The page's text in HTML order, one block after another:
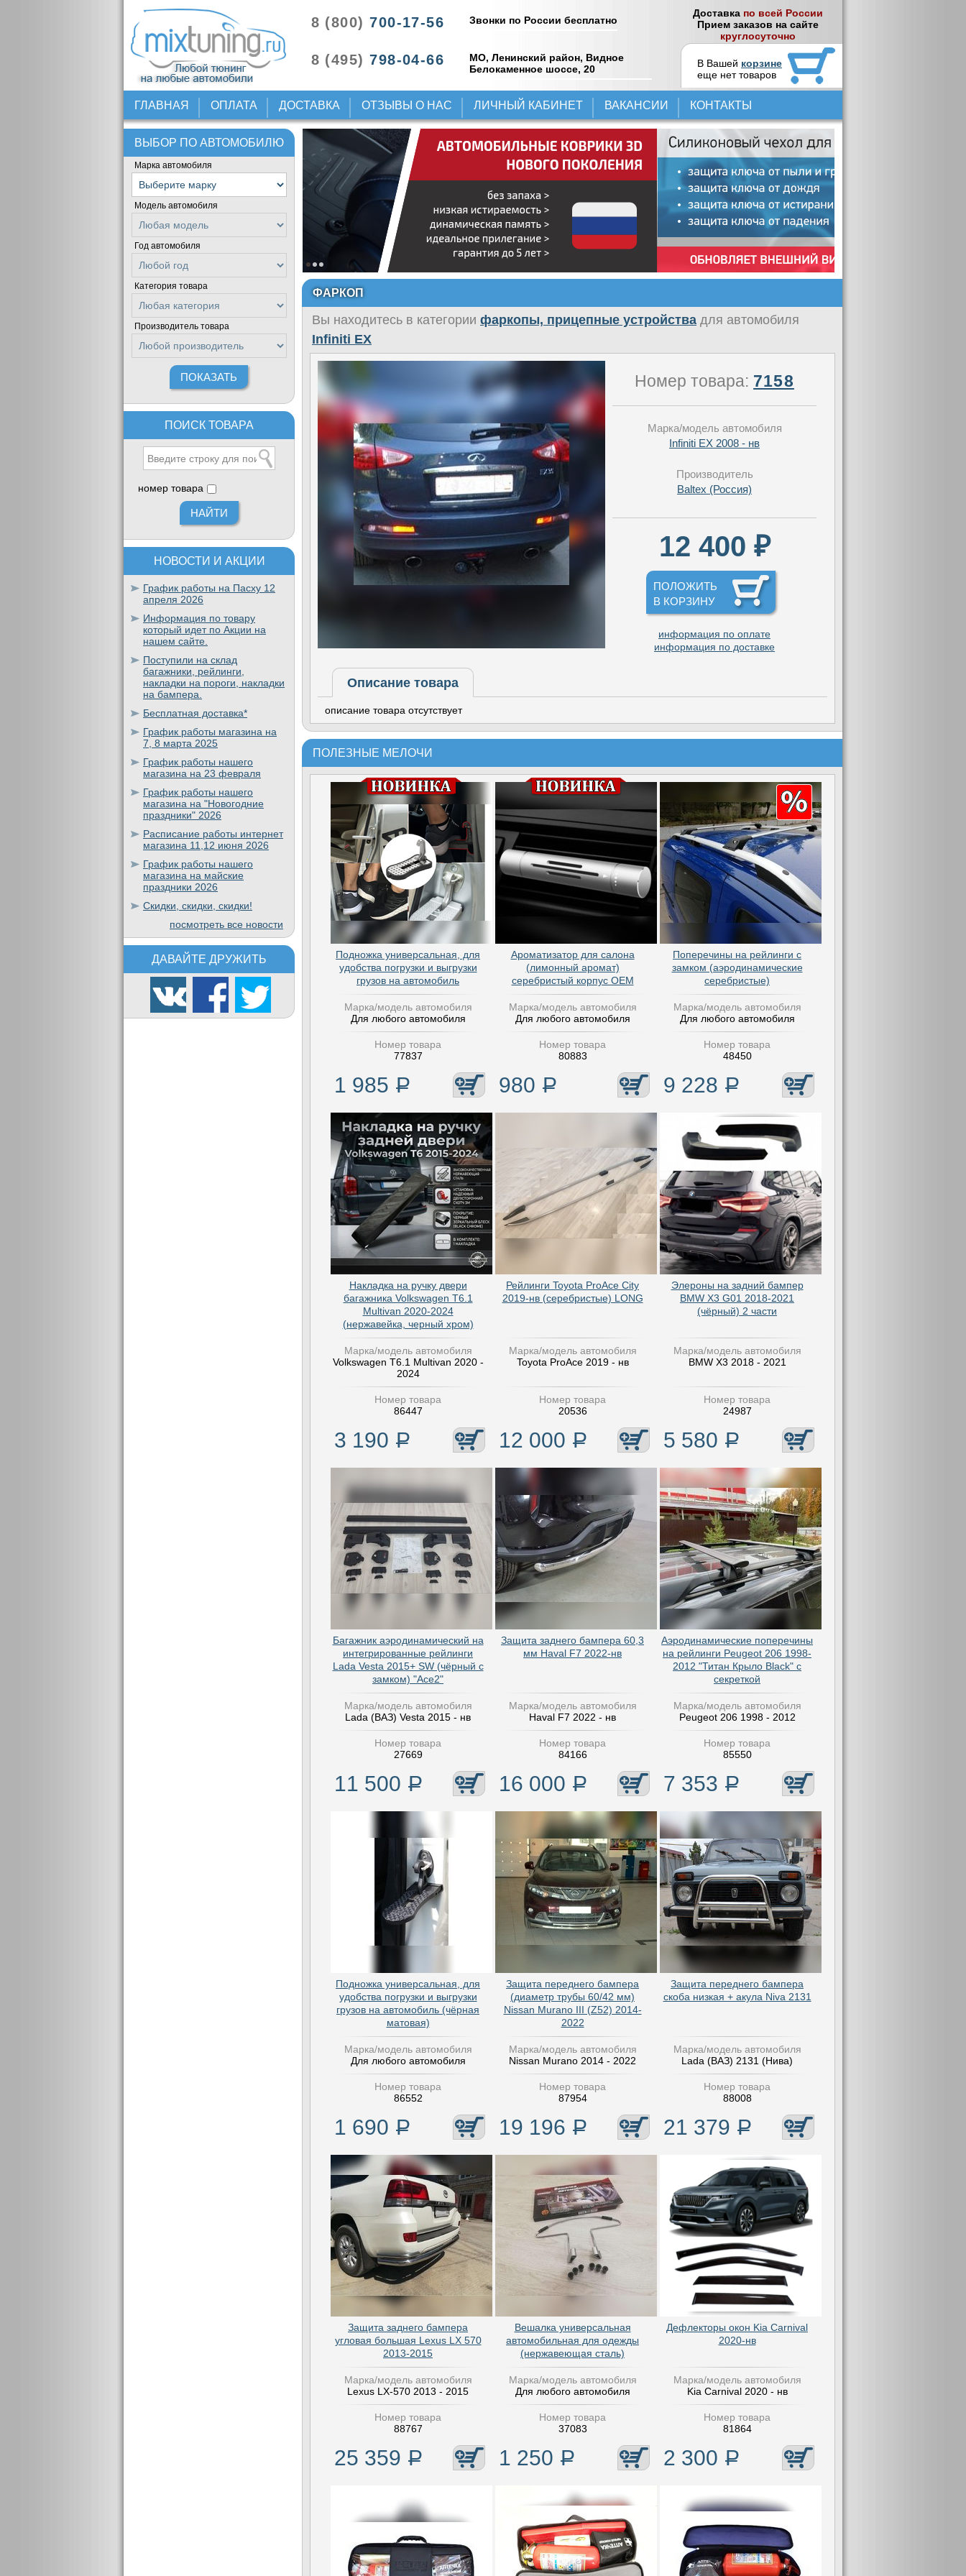
8 (800) 700-17-56
8 (495) 798-04-66
Звонки по России бесплатно
МО, Ленинский район, Видное
Белокаменное шоссе, 20
Доставка по всей России
Прием заказов на сайте
круглосуточно
В Вашей корзине
еще нет товаров
ГЛАВНАЯ ОПЛАТА ДОСТАВКА ОТЗЫВЫ О НАС ЛИЧНЫЙ КАБИНЕТ ВАКАНСИИ КОНТАКТЫ
ВЫБОР ПО АВТОМОБИЛЮ
Марка автомобиля
Модель автомобиля
Год автомобиля
Категория товара
Производитель товара
ПОИСК ТОВАРА
номер товара
НОВОСТИ И АКЦИИ
График работы на Пасху 12
апреля 2026
Информация по товару
который идет по Акции на
нашем сайте.
Поступили на склад
багажники, рейлинги,
накладки на пороги, накладки
на бампера.
Бесплатная доставка*
График работы магазина на
7, 8 марта 2025
График работы нашего
магазина на 23 февраля
График работы нашего
магазина на "Новогодние
праздники" 2026
Расписание работы интернет
магазина 11,12 июня 2026
График работы нашего
магазина на майские
праздники 2026
Скидки, скидки, скидки!
посмотреть все новости
ДАВАЙТЕ ДРУЖИТЬ
ФАРКОП
Вы находитесь в категории фаркопы, прицепные устройства для автомобиля
Infiniti EX
Номер товара: 7158
Марка/модель автомобиля
Infiniti EX 2008 - нв
Производитель
Baltex (Россия)
12 400 ₽
ПОЛОЖИТЬ
В КОРЗИНУ
информация по оплате
информация по доставке
Описание товара
описание товара отсутствует
ПОЛЕЗНЫЕ МЕЛОЧИ
Подножка универсальная, для
удобства погрузки и выгрузки
грузов на автомобиль
Марка/модель автомобиля
Для любого автомобиля
Номер товара
77837
1 985 Р
Ароматизатор для салона
(лимонный аромат)
серебристый корпус OEM
Марка/модель автомобиля
Для любого автомобиля
Номер товара
80883
980 Р
Поперечины на рейлинги с
замком (аэродинамические
серебристые)
Марка/модель автомобиля
Для любого автомобиля
Номер товара
48450
9 228 Р
Накладка на ручку двери
багажника Volkswagen T6.1
Multivan 2020-2024
(нержавейка, черный хром)
Марка/модель автомобиля
Volkswagen T6.1 Multivan 2020 -
2024
Номер товара
86447
3 190 Р
Рейлинги Toyota ProAce City
2019-нв (серебристые) LONG
Марка/модель автомобиля
Toyota ProAce 2019 - нв
Номер товара
20536
12 000 Р
Элероны на задний бампер
BMW X3 G01 2018-2021
(чёрный) 2 части
Марка/модель автомобиля
BMW X3 2018 - 2021
Номер товара
24987
5 580 Р
Багажник аэродинамический на
интегрированные рейлинги
Lada Vesta 2015+ SW (чёрный с
замком) "Ace2"
Марка/модель автомобиля
Lada (ВАЗ) Vesta 2015 - нв
Номер товара
27669
11 500 Р
Защита заднего бампера 60,3
мм Haval F7 2022-нв
Марка/модель автомобиля
Haval F7 2022 - нв
Номер товара
84166
16 000 Р
Аэродинамические поперечины
на рейлинги Peugeot 206 1998-
2012 "Титан Крыло Black" с
секреткой
Марка/модель автомобиля
Peugeot 206 1998 - 2012
Номер товара
85550
7 353 Р
Подножка универсальная, для
удобства погрузки и выгрузки
грузов на автомобиль (чёрная
матовая)
Марка/модель автомобиля
Для любого автомобиля
Номер товара
86552
1 690 Р
Защита переднего бампера
(диаметр трубы 60/42 мм)
Nissan Murano III (Z52) 2014-
2022
Марка/модель автомобиля
Nissan Murano 2014 - 2022
Номер товара
87954
19 196 Р
Защита переднего бампера
скоба низкая + акула Niva 2131
Марка/модель автомобиля
Lada (ВАЗ) 2131 (Нива)
Номер товара
88008
21 379 Р
Защита заднего бампера
угловая большая Lexus LX 570
2013-2015
Марка/модель автомобиля
Lexus LX-570 2013 - 2015
Номер товара
88767
25 359 Р
Вешалка универсальная
автомобильная для одежды
(нержавеющая сталь)
Марка/модель автомобиля
Для любого автомобиля
Номер товара
37083
1 250 Р
Дефлекторы окон Kia Carnival
2020-нв
Марка/модель автомобиля
Kia Carnival 2020 - нв
Номер товара
81864
2 300 Р